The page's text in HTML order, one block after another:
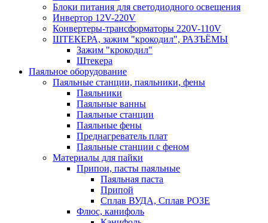
Блоки питания для светодиодного освещения
Инвертор 12V-220V
Конвертеры-трансформаторы 220V-110V
ШТЕКЕРА, зажим "крокодил", РАЗЪЁМЫ
Зажим "крокодил"
Штекера
Паяльное оборудование
Паяльные станции, паяльники, фены
Паяльники
Паяльные ванны
Паяльные станции
Паяльные фены
Преднагреватель плат
Паяльные станции с феном
Материалы для пайки
Припои, пасты паяльные
Паяльная паста
Припой
Сплав ВУДА, Сплав РОЗЕ
Флюс, канифоль